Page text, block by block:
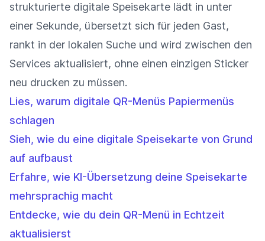
strukturierte digitale Speisekarte lädt in unter
einer Sekunde, übersetzt sich für jeden Gast,
rankt in der lokalen Suche und wird zwischen den
Services aktualisiert, ohne einen einzigen Sticker
neu drucken zu müssen.
Lies, warum digitale QR-Menüs Papiermenüs
schlagen
Sieh, wie du eine digitale Speisekarte von Grund
auf aufbaust
Erfahre, wie KI-Übersetzung deine Speisekarte
mehrsprachig macht
Entdecke, wie du dein QR-Menü in Echtzeit
aktualisierst